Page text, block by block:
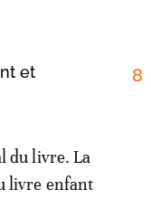
et
du livre. La
livre enfant
8